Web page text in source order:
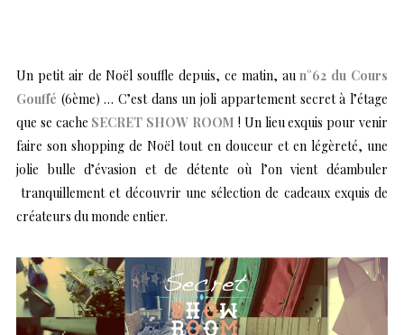
Un petit air de Noël souffle depuis, ce matin, aun°62 du Cours
Gouffé (6ème) … C’est dans un joli appartement secret à l’étage
que se cache SECRET SHOW ROOM ! Un lieu exquis pour venir
faire son shopping de Noël tout en douceur et en légèreté, une
jolie bulle d’évasion et de détente où l’on vient déambuler
tranquillement et découvrir une sélection de cadeaux exquis de
créateurs du monde entier.